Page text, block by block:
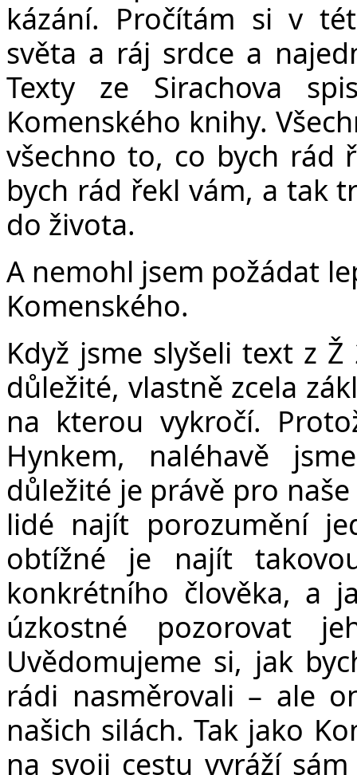
kázání. Pročítám si v
světa a ráj srdce a
Texty ze Sirachova
Komenského knihy.
všechno to, co bych rád
bych rád řekl vám, a tak
do života.
A nemohl jsem požádat
Komenského.
Když jsme slyšeli text z
důležité, vlastně zcela
na kterou vykročí.
Hynkem, naléhavě
důležité je právě pro
lidé najít porozumění
obtížné je najít
konkrétního člověka, a
úzkostné pozorovat
Uvědomujeme si, jak
rádi nasměrovali – ale
našich silách. Tak jako
na svoji cestu vyráží